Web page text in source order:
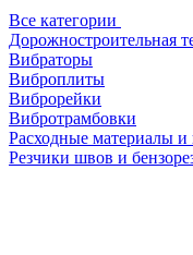
Все категории
Дорожностроительная
Вибраторы
Виброплиты
Виброрейки
Вибротрамбовки
Расходные материалы
Резчики швов и